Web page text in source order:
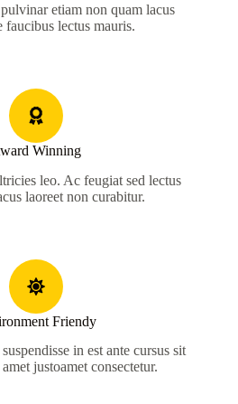
etiam non quam lacus
faucibus lectus mauris.
Winning
leo. Ac feugiat sed lectus
laoreet non curabitur.
Friendy
in est ante cursus sit
justoamet consectetur.